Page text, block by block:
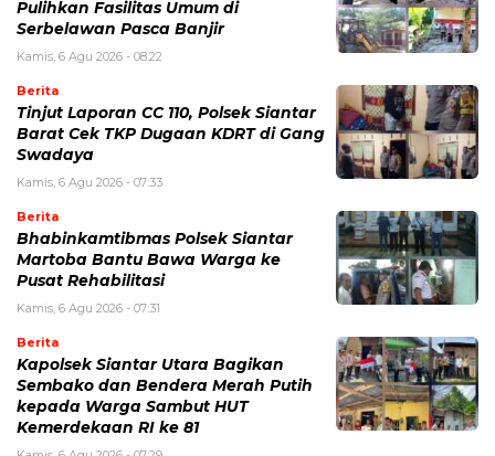
Pulihkan Fasilitas Umum di
Serbelawan Pasca Banjir
Kamis, 6 Agu 2026 - 08:22
Berita
Tinjut Laporan CC 110, Polsek Siantar
Barat Cek TKP Dugaan KDRT di Gang
Swadaya
Kamis, 6 Agu 2026 - 07:33
Berita
Bhabinkamtibmas Polsek Siantar
Martoba Bantu Bawa Warga ke
Pusat Rehabilitasi
Kamis, 6 Agu 2026 - 07:31
Berita
Kapolsek Siantar Utara Bagikan
Sembako dan Bendera Merah Putih
kepada Warga Sambut HUT
Kemerdekaan RI ke 81